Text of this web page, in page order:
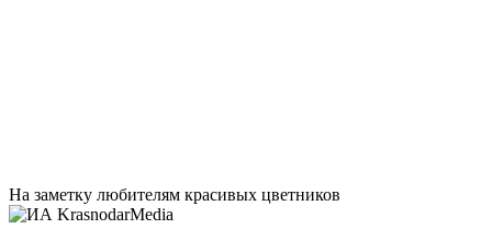
На заметку любителям красивых цветников